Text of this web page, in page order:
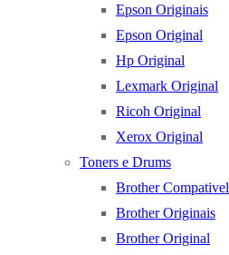
Epson Originais
Epson Original
Hp Original
Lexmark Original
Ricoh Original
Xerox Original
Toners e Drums
Brother Compativel
Brother Originais
Brother Original